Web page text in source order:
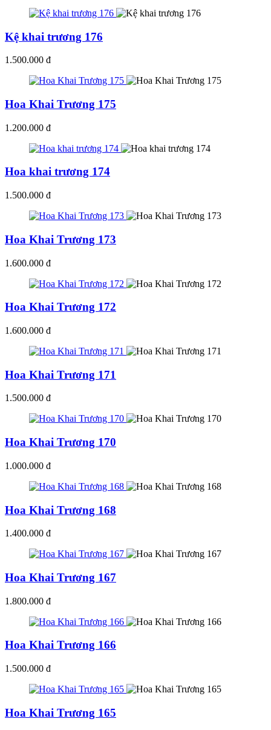
Kệ khai trương 176
1.500.000 đ
Hoa Khai Trương 175
1.200.000 đ
Hoa khai trương 174
1.500.000 đ
Hoa Khai Trương 173
1.600.000 đ
Hoa Khai Trương 172
1.600.000 đ
Hoa Khai Trương 171
1.500.000 đ
Hoa Khai Trương 170
1.000.000 đ
Hoa Khai Trương 168
1.400.000 đ
Hoa Khai Trương 167
1.800.000 đ
Hoa Khai Trương 166
1.500.000 đ
Hoa Khai Trương 165